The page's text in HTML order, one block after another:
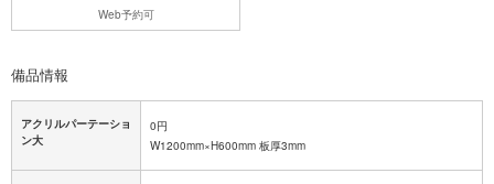
Web予約可
備品情報
アクリルパーテーショ
ン大
0円
W1200mm×H600mm 板厚3mm